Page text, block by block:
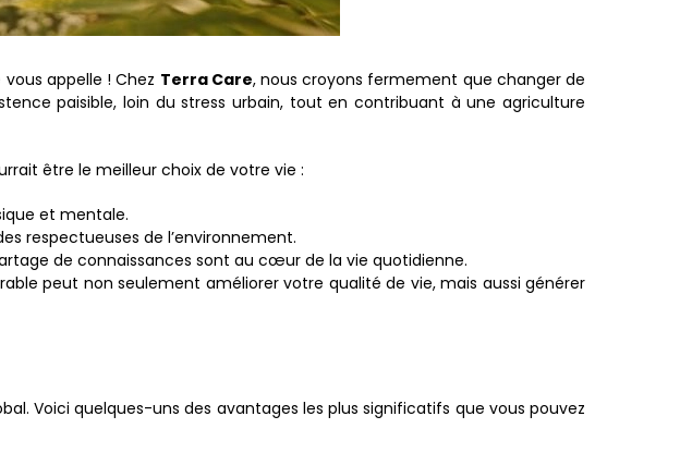
appelle ! Chez Terra Care, nous croyons fermement que changer de
paisible, loin du stress urbain, tout en contribuant à une agriculture
être le meilleur choix de votre vie :
et mentale.
respectueuses de l’environnement.
de connaissances sont au cœur de la vie quotidienne.
peut non seulement améliorer votre qualité de vie, mais aussi générer
Voici quelques-uns des avantages les plus significatifs que vous pouvez